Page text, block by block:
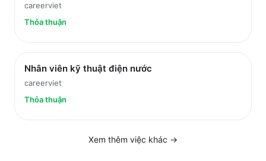
careerviet
Thỏa thuận
Nhân viên kỹ thuật điện nước
careerviet
Thỏa thuận
Xem thêm việc khác →